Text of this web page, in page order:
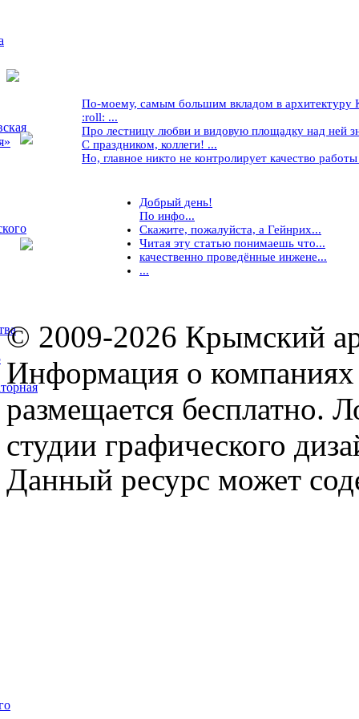
По-моему, самым большим вкладом в архитектуру
:roll: ...
Про лестницу любви и видовую площадку над ней
С праздником, коллеги! ...
Но, главное никто не контролирует качество
Добрый день!
По инфо...
Скажите, пожалуйста, а Гейнрих...
Читая эту статью понимаешь что...
качественно проведённые инжене...
...
© 2009-2026 Крымский
Информация о компаниях
размещается бесплатно.
студии графического
Данный ресурс может